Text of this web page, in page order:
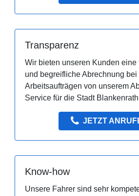
Transparenz
Wir bieten unseren Kunden eine
und begreifliche Abrechnung bei
Arbeitsaufträgen von unserem
Service für die Stadt
JETZT
Know-how
Unsere Fahrer sind sehr